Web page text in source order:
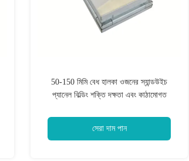
50-150 মিমি বেধ হালকা ওজনের স্যান্ডউইচ
প্যানেল বিল্ডিং শক্তি দক্ষতা এবং কাঠামোগত
সেরা দাম পান